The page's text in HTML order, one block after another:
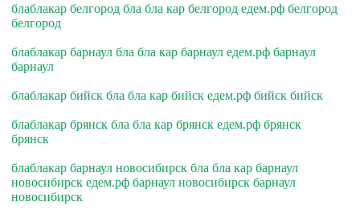
блаблакар белгород бла бла кар белгород едем.рф белгород
белгород
блаблакар барнаул бла бла кар барнаул едем.рф барнаул
барнаул
блаблакар бийск бла бла кар бийск едем.рф бийск бийск
блаблакар брянск бла бла кар брянск едем.рф брянск
брянск
блаблакар барнаул новосибирск бла бла кар барнаул
новосибирск едем.рф барнаул новосибирск барнаул
новосибирск